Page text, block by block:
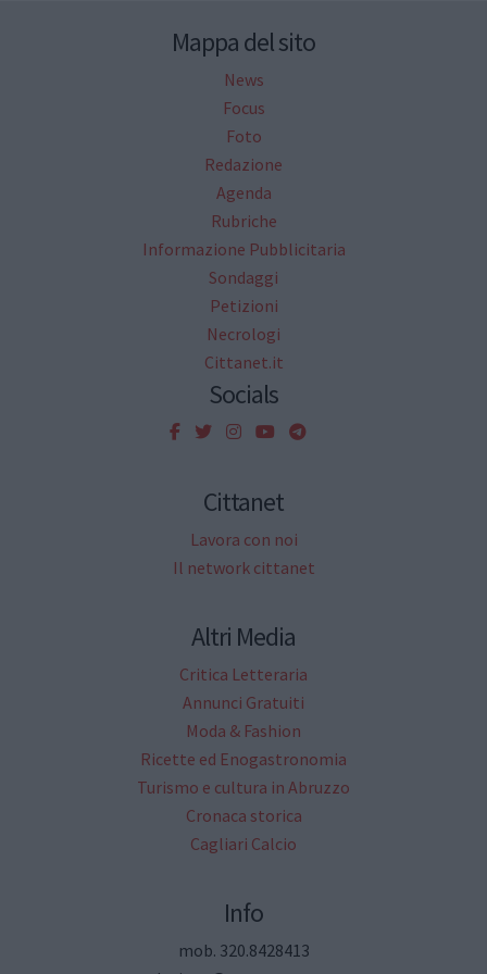
Mappa del sito
News
Focus
Foto
Redazione
Agenda
Rubriche
Informazione Pubblicitaria
Sondaggi
Petizioni
Necrologi
Cittanet.it
Socials
Cittanet
Lavora con noi
Il network cittanet
Altri Media
Critica Letteraria
Annunci Gratuiti
Moda & Fashion
Ricette ed Enogastronomia
Turismo e cultura in Abruzzo
Cronaca storica
Cagliari Calcio
Info
mob. 320.8428413